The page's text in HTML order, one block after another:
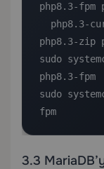
php8.3-fpm
php8.3-zip
sudo
php8.3-fpm
sudo
fpm
3.3